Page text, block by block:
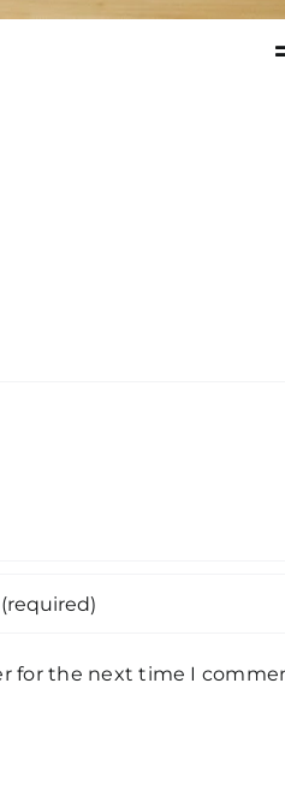
for the next time I